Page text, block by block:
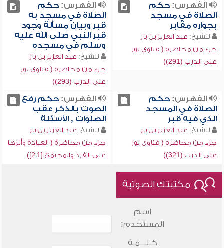
الفهرس:حكم
الصلاة في مسجد
بجواره مقابر
للشيخ: عبد العزيز بن باز
جزء من محاضرة ( فتاوى نور
على الدرب (291))
الفهرس:حكم
الصلاة في مسجد به
قبر وبيان مسألة وجود
قبر النبي صلى الله عليه
وسلم في مسجده
للشيخ: عبد العزيز بن باز
جزء من محاضرة ( فتاوى نور
على الدرب (293))
الفهرس:حكم
الصلاة في المسجد
الذي فيه قبر
للشيخ: عبد العزيز بن باز
جزء من محاضرة ( فتاوى نور
على الدرب (321))
الفهرس:حكم رفع
الصوت بالذكر عقب
الصلوات , الأسئلة
للشيخ: عبد العزيز بن باز
جزء من محاضرة ( العبادة وأثرها
على الفرد والمجتمع [2،1])
مكتبتك الصوتية
اسم
المستخدم:
كـلـــمـة